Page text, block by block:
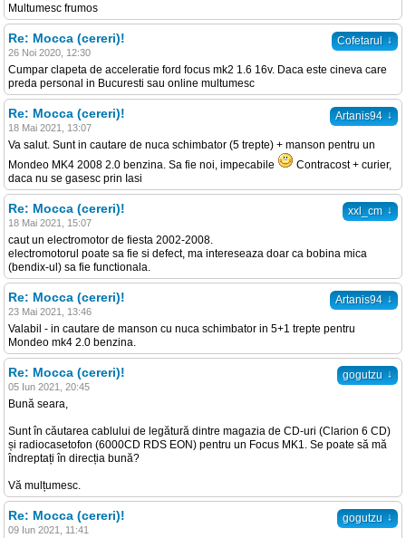
Multumesc frumos
Cofetarul ↓
Re: Mocca (cereri)!
26 Noi 2020, 12:30
Cumpar clapeta de acceleratie ford focus mk2 1.6 16v. Daca este cineva care
preda personal in Bucuresti sau online multumesc
Artanis94 ↓
Re: Mocca (cereri)!
18 Mai 2021, 13:07
Va salut. Sunt in cautare de nuca schimbator (5 trepte) + manson pentru un
Mondeo MK4 2008 2.0 benzina. Sa fie noi, impecabile
Contracost + curier,
daca nu se gasesc prin Iasi
xxl_cm ↓
Re: Mocca (cereri)!
18 Mai 2021, 15:07
caut un electromotor de fiesta 2002-2008.
electromotorul poate sa fie si defect, ma intereseaza doar ca bobina mica
(bendix-ul) sa fie functionala.
Artanis94 ↓
Re: Mocca (cereri)!
23 Mai 2021, 13:46
Valabil - in cautare de manson cu nuca schimbator in 5+1 trepte pentru
Mondeo mk4 2.0 benzina.
gogutzu ↓
Re: Mocca (cereri)!
05 Iun 2021, 20:45
Bună seara,
Sunt în căutarea cablului de legătură dintre magazia de CD-uri (Clarion 6 CD)
și radiocasetofon (6000CD RDS EON) pentru un Focus MK1. Se poate să mă
îndreptați în direcția bună?
Vă mulțumesc.
gogutzu ↓
Re: Mocca (cereri)!
09 Iun 2021, 11:41